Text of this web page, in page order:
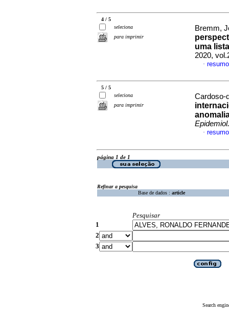
4 / 5
seleciona
para imprimir
Bremm,
uma
2020,
·
5 / 5
seleciona
para imprimir
Cardoso-
·
página 1 de 1
Refinar a pesquisa
Base de dados : article
Pesquisar
1
2
3
Search